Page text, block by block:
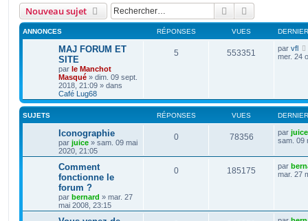
Nouveau sujet Rechercher
ANNONCES RÉPONSES VUES
MAJ FORUM ET
SITE
par le Manchot
Masqué » dim. 09 sept.
2018, 21:09 » dans
Café Lug68
5 553351 par vfl
mer. 24
SUJETS RÉPONSES VUES
Iconographie
par juice » sam. 09 mai
2020, 21:05
0 78356 par juice
sam. 09
Comment
fonctionne le
forum ?
par bernard » mar. 27
mai 2008, 23:15
0 185175 par
mar. 27